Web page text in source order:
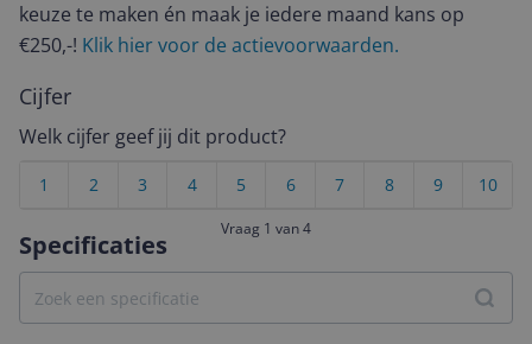
Specificaties
keuze te maken én maak je iedere maand kans op
€250,-! Klik hier voor de actievoorwaarden.
Cijfer
Welk cijfer geef jij dit product?
10
9
8
7
6
5
4
3
2
1
Vraag 1 van 4